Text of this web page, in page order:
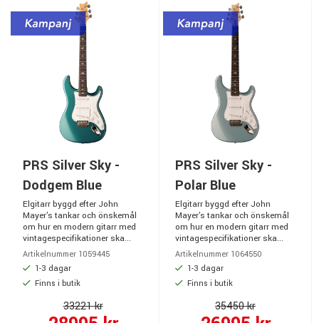
PRS Silver Sky -
Dodgem Blue
Elgitarr byggd efter John
Mayer's tankar och önskemål
om hur en modern gitarr med
vintagespecifikationer ska...
Artikelnummer 1059445
1-3 dagar
Finns i butik
33221 kr
PRS Silver Sky -
Polar Blue
Elgitarr byggd efter John
Mayer's tankar och önskemål
om hur en modern gitarr med
vintagespecifikationer ska...
Artikelnummer 1064550
1-3 dagar
Finns i butik
35450 kr